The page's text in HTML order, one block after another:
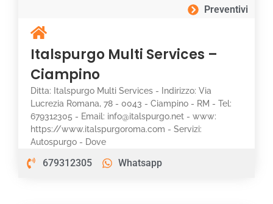
Preventivi
Italspurgo Multi Services –
Ciampino
Ditta: Italspurgo Multi Services - Indirizzo: Via
Lucrezia Romana, 78 - 0043 - Ciampino - RM - Tel:
679312305 - Email: info@italspurgo.net - www:
https://www.italspurgoroma.com - Servizi:
Autospurgo - Dove
679312305 Whatsapp